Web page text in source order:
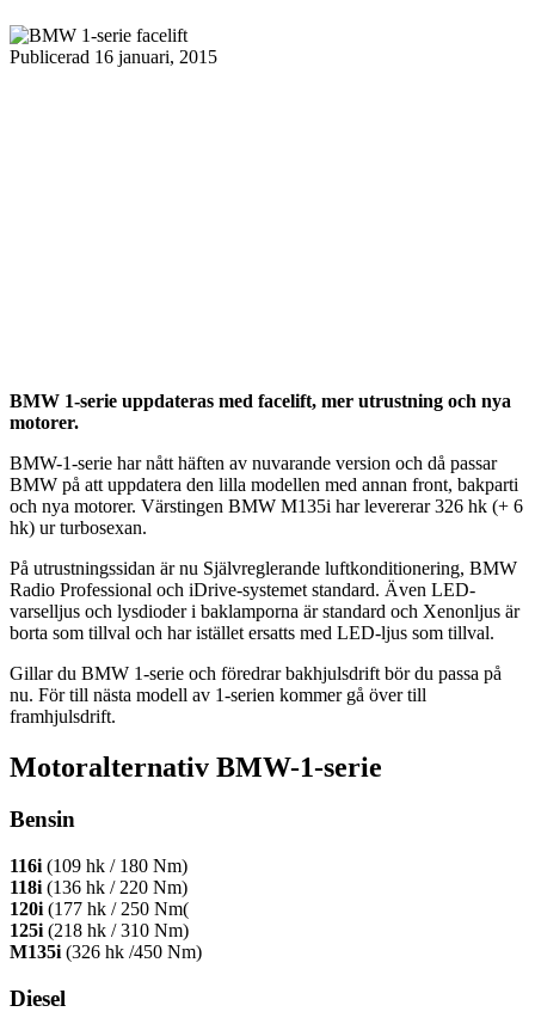
Publicerad 16 januari, 2015
BMW 1-serie uppdateras med facelift, mer utrustning och nya
motorer.
BMW-1-serie har nått häften av nuvarande version och då passar
BMW på att uppdatera den lilla modellen med annan front, bakparti
och nya motorer. Värstingen BMW M135i har levererar 326 hk (+ 6
hk) ur turbosexan.
På utrustningssidan är nu Självreglerande luftkonditionering, BMW
Radio Professional och iDrive-systemet standard. Även LED-
varselljus och lysdioder i baklamporna är standard och Xenonljus är
borta som tillval och har istället ersatts med LED-ljus som tillval.
Gillar du BMW 1-serie och föredrar bakhjulsdrift bör du passa på
nu. För till nästa modell av 1-serien kommer gå över till
framhjulsdrift.
Motoralternativ BMW-1-serie
Bensin
116i (109 hk / 180 Nm)
118i (136 hk / 220 Nm)
120i (177 hk / 250 Nm(
125i (218 hk / 310 Nm)
M135i (326 hk /450 Nm)
Diesel